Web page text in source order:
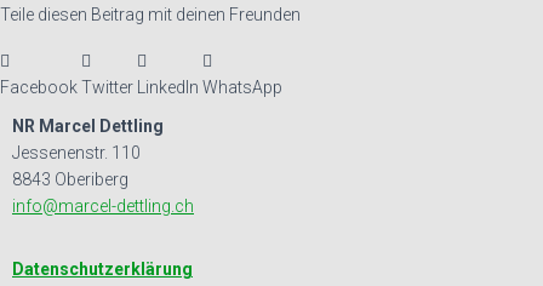
Teile diesen Beitrag mit deinen Freunden
FacebookTwitter LinkedIn WhatsApp
NR Marcel Dettling
Jessenenstr. 110
8843 Oberiberg
info@marcel-dettling.ch
Datenschutzerklärung